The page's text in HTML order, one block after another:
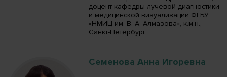
доцент кафедры лучевой диагностики
и медицинской визуализации ФГБУ
«НМИЦ им. В. А. Алмазова», к.м.н.,
Санкт-Петербург
Семенова Анна Игоревна